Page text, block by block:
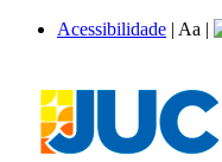
Acessibilidade | Aa |